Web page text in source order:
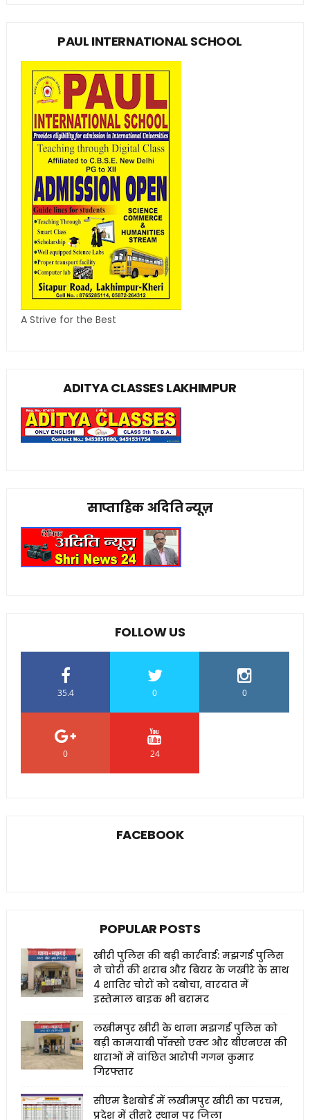
PAUL INTERNATIONAL SCHOOL
A Strive for the Best
ADITYA CLASSES LAKHIMPUR
साप्ताहिक अदिति न्यूज़
FOLLOW US
35.4 0 0
0 24
FACEBOOK
POPULAR POSTS
खीरी पुलिस की बड़ी कार्रवाई: मझगई पुलिस
ने चोरी की शराब और बियर के जखीरे के साथ
4 शातिर चोरों को दबोचा, वारदात में
इस्तेमाल बाइक भी बरामद
लखीमपुर खीरी के थाना मझगई पुलिस को
बड़ी कामयाबी पॉक्सो एक्ट और बीएनएस की
धाराओं में वांछित आरोपी गगन कुमार
गिरफ्तार
सीएम डैशबोर्ड में लखीमपुर खीरी का परचम,
प्रदेश में तीसरे स्थान पर जिला